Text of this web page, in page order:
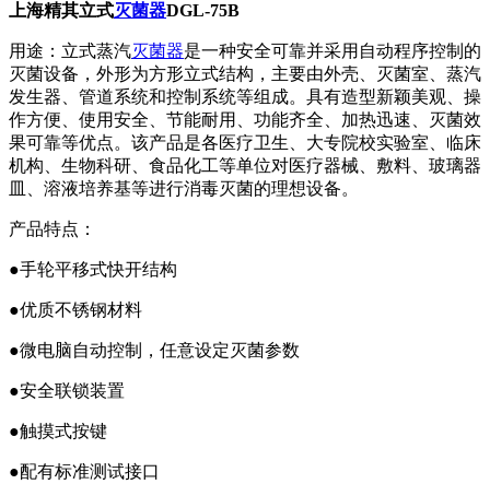
上海精其立式灭菌器DGL-75B
用途：立式蒸汽灭菌器是一种安全可靠并采用自动程序控制的
灭菌设备，外形为方形立式结构，主要由外壳、灭菌室、蒸汽
发生器、管道系统和控制系统等组成。具有造型新颖美观、操
作方便、使用安全、节能耐用、功能齐全、加热迅速、灭菌效
果可靠等优点。该产品是各医疗卫生、大专院校实验室、临床
机构、生物科研、食品化工等单位对医疗器械、敷料、玻璃器
皿、溶液培养基等进行消毒灭菌的理想设备。
产品特点：
●手轮平移式快开结构
●优质不锈钢材料
●微电脑自动控制，任意设定灭菌参数
●安全联锁装置
●触摸式按键
●配有标准测试接口